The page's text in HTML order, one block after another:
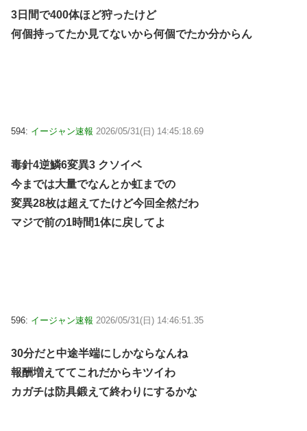
3日間で400体ほど狩ったけど
何個持ってたか見てないから何個でたか分からん
594: イージャン速報 2026/05/31(日) 14:45:18.69
毒針4逆鱗6変異3 クソイベ
今までは大量でなんとか虹までの
変異28枚は超えてたけど今回全然だわ
マジで前の1時間1体に戻してよ
596: イージャン速報 2026/05/31(日) 14:46:51.35
30分だと中途半端にしかならなんね
報酬増えててこれだからキツイわ
カガチは防具鍛えて終わりにするかな